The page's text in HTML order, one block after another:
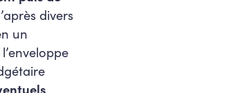
divers
un